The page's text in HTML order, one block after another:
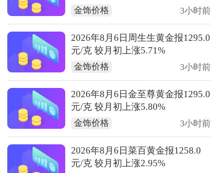
金饰价格 3小时前
2026年8月6日周生生黄金报1295.0
元/克 较月初上涨5.71%
金饰价格 3小时前
2026年8月6日金至尊黄金报1295.0
元/克 较月初上涨5.80%
金饰价格 3小时前
2026年8月6日菜百黄金报1258.0
元/克 较月初上涨2.95%